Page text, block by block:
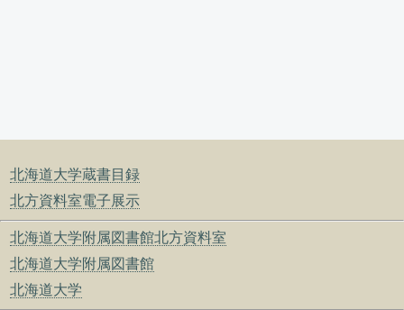
北海道大学蔵書目録
北方資料室電子展示
北海道大学附属図書館北方資料室
北海道大学附属図書館
北海道大学